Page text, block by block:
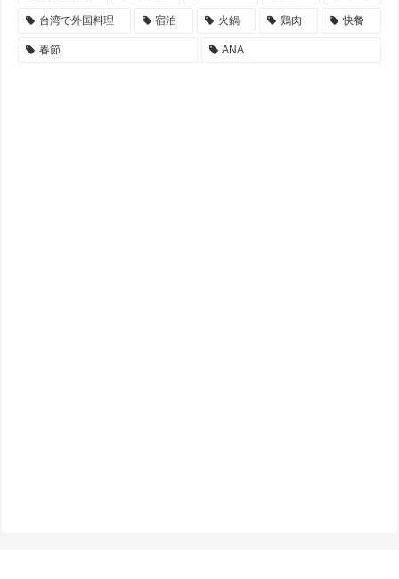
台湾で外国料理 宿泊 火鍋 鶏肉 快餐
春節 ANA